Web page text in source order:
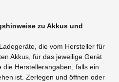
zu Akkus und
die vom Hersteller für
Akkus, für das jeweilige Gerät
Herstellerangaben, falls ein
ist. Zerlegen und öffnen oder